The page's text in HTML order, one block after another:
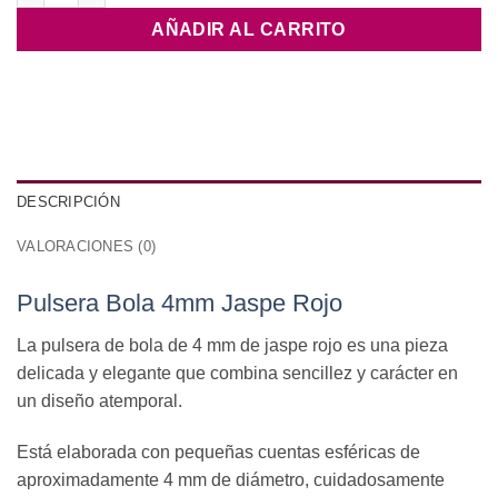
AÑADIR AL CARRITO
DESCRIPCIÓN
VALORACIONES (0)
Pulsera Bola 4mm Jaspe Rojo
La pulsera de bola de 4 mm de jaspe rojo es una pieza
delicada y elegante que combina sencillez y carácter en
un diseño atemporal.
Está elaborada con pequeñas cuentas esféricas de
aproximadamente 4 mm de diámetro, cuidadosamente